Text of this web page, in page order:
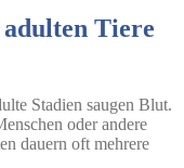
adulten Tiere
Stadien saugen Blut.
oder andere
dauern oft mehrere